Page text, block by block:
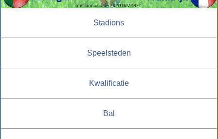
Stadions
Speelsteden
Kwalificatie
Bal